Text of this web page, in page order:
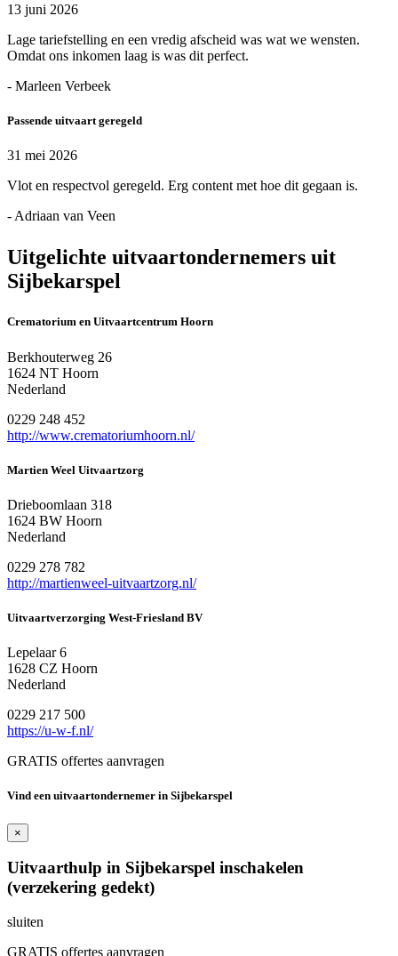
13 juni 2026
Lage tariefstelling en een vredig afscheid was wat we wensten.
Omdat ons inkomen laag is was dit perfect.
- Marleen Verbeek
Passende uitvaart geregeld
31 mei 2026
Vlot en respectvol geregeld. Erg content met hoe dit gegaan is.
- Adriaan van Veen
Uitgelichte uitvaartondernemers uit
Sijbekarspel
Crematorium en Uitvaartcentrum Hoorn
Berkhouterweg 26
1624 NT Hoorn
Nederland
0229 248 452
http://www.crematoriumhoorn.nl/
Martien Weel Uitvaartzorg
Drieboomlaan 318
1624 BW Hoorn
Nederland
0229 278 782
http://martienweel-uitvaartzorg.nl/
Uitvaartverzorging West-Friesland BV
Lepelaar 6
1628 CZ Hoorn
Nederland
0229 217 500
https://u-w-f.nl/
GRATIS offertes aanvragen
Vind een uitvaartondernemer in Sijbekarspel
×
Uitvaarthulp in Sijbekarspel inschakelen
(verzekering gedekt)
sluiten
GRATIS offertes aanvragen